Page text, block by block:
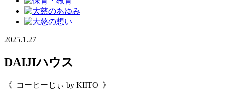
2025.1.27
DAIJIハウス
《 コーヒーじぃ by KIITO 》